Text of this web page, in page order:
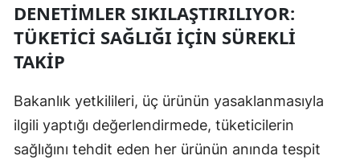
DENETIMLER SIKILAŞTIRILIYOR:
TÜKETICI SAĞLIĞI IÇIN SÜREKLI
TAKIP
Bakanlık yetkilileri, üç ürünün yasaklanmasıyla
ilgili yaptığı değerlendirmede, tüketicilerin
sağlığını tehdit eden her ürünün anında tespit